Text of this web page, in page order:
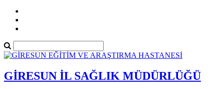
GİRESUN İL SAĞLIK MÜDÜRLÜĞÜ